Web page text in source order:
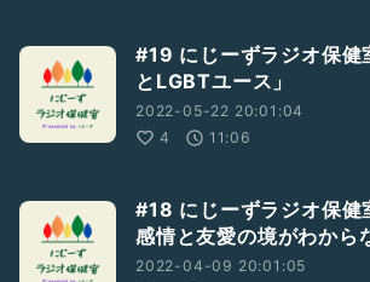
#19 にじーずラジオ保健
とLGBTユース」
2022-05-22 20:01:04
4
11:06
#18 にじーずラジオ保健
感情と友愛の境がわから
2022-04-09 20:01:05